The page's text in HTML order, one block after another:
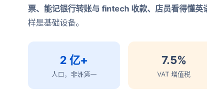
票、能记银行转账与 fintech 收款、店员看得懂英
样是基础设备。
2 亿+
人口，非洲第一
7.5%
VAT 增值税